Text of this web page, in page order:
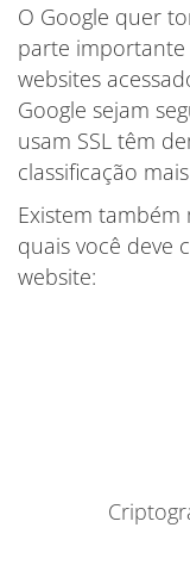
O Google quer
parte importante
websites
Google sejam
usam SSL têm
classificação
Existem
quais você deve
website: